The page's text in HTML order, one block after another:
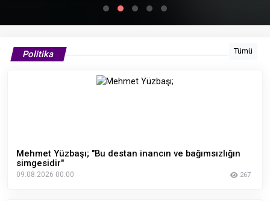
Politika Tümü
Mehmet Yüzbaşı; "Bu destan inancın ve bağımsızlığın
simgesidir"
09.08.2026 00:00 267